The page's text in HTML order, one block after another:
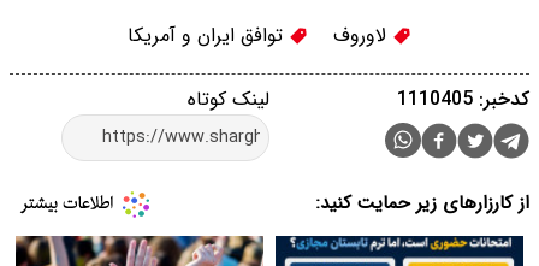
لاوروف توافق ایران و آمریکا
لینک کوتاه کدخبر: 1110405
از کارزارهای زیر حمایت کنید: